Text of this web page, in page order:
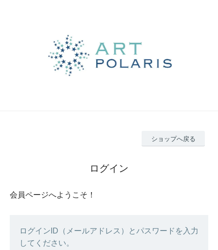
ショップへ戻る
ログイン
会員ページへようこそ！
ログインID（メールアドレス）とパスワードを入力
してください。